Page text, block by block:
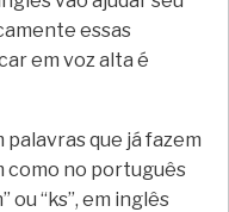
essas
em voz alta é
que já fazem
como no português
ou “ks”, em inglês